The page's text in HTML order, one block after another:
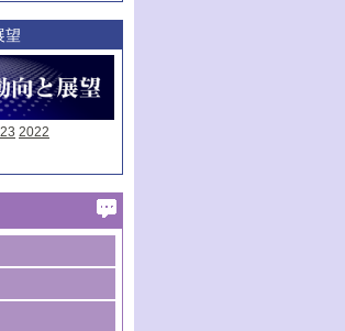
望
2022
する研究動向
により加速する
リーン燃料/グリ